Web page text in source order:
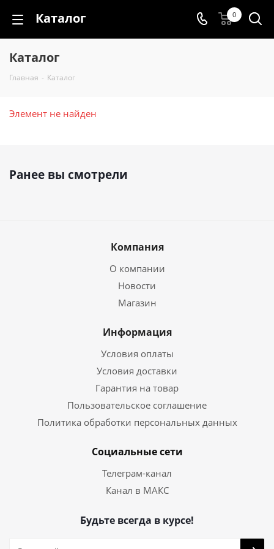
Каталог 0
Каталог
Главная - Каталог
Элемент не найден
Ранее вы смотрели
Компания
О компании
Новости
Магазин
Информация
Условия оплаты
Условия доставки
Гарантия на товар
Пользовательское соглашение
Политика обработки персональных данных
Социальные сети
Телеграм-канал
Канал в МАКС
Будьте всегда в курсе!